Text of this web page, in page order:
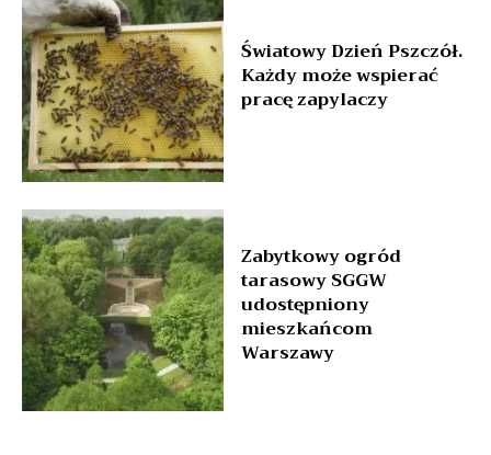
Światowy Dzień Pszczół.
Każdy może wspierać
pracę zapylaczy
Zabytkowy ogród
tarasowy SGGW
udostępniony
mieszkańcom
Warszawy